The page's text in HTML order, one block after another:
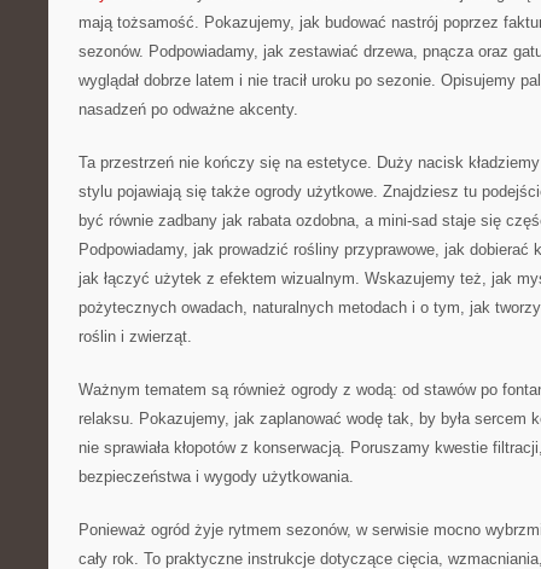
mają tożsamość. Pokazujemy, jak budować nastrój poprzez
sezonów. Podpowiadamy, jak zestawiać drzewa, pnącza oraz
wyglądał dobrze latem i nie tracił uroku po sezonie. Opisujemy
nasadzeń po odważne akcenty.
Ta przestrzeń nie kończy się na estetyce. Duży nacisk
stylu pojawiają się także ogrody użytkowe. Znajdziesz tu
być równie zadbany jak rabata ozdobna, a mini-sad staje się
Podpowiadamy, jak prowadzić rośliny przyprawowe, jak dobierać
jak łączyć użytek z efektem wizualnym. Wskazujemy też, jak
pożytecznych owadach, naturalnych metodach i o tym, jak
roślin i zwierząt.
Ważnym tematem są również ogrody z wodą: od stawów po
relaksu. Pokazujemy, jak zaplanować wodę tak, by była sercem
nie sprawiała kłopotów z konserwacją. Poruszamy kwestie
bezpieczeństwa i wygody użytkowania.
Ponieważ ogród żyje rytmem sezonów, w serwisie mocno
cały rok. To praktyczne instrukcje dotyczące cięcia,